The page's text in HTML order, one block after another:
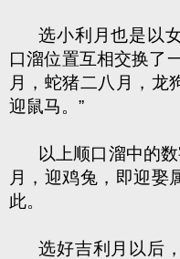
选小利月也是以
口溜位置互相交换了
月，蛇猪二八月，龙
迎鼠马。”
以上顺口溜中的
月，迎鸡兔，即迎娶
此。
选好吉利月以后